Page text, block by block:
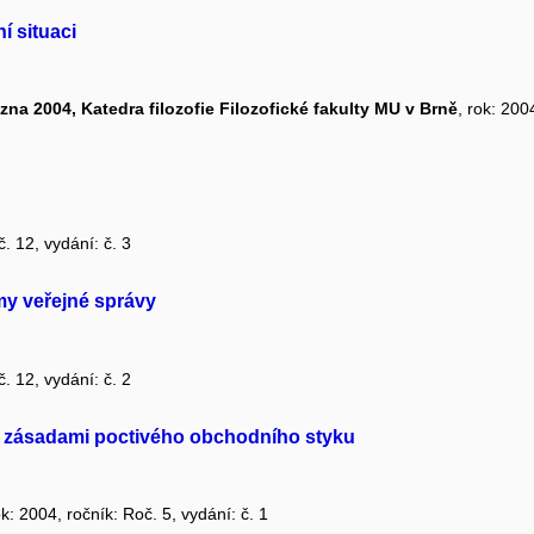
situaci
2004, Katedra filozofie Filozofické fakulty MU v Brně , rok:
12, vydání: č. 3
veřejné správy
12, vydání: č. 2
poctivého obchodního styku
2004, ročník: Roč. 5, vydání: č. 1